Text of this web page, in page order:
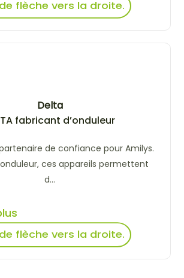
Delta
fabricant d’onduleur
de confiance pour Amilys.
ces appareils permettent
d...